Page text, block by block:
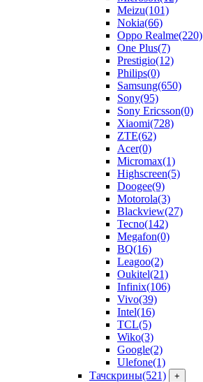
Meizu(101)
Nokia(66)
Oppo Realme(220)
One Plus(7)
Prestigio(12)
Philips(0)
Samsung(650)
Sony(95)
Sony Ericsson(0)
Xiaomi(728)
ZTE(62)
Acer(0)
Micromax(1)
Highscreen(5)
Doogee(9)
Motorola(3)
Blackview(27)
Tecno(142)
Megafon(0)
BQ(16)
Leagoo(2)
Oukitel(21)
Infinix(106)
Vivo(39)
Intel(16)
TCL(5)
Wiko(3)
Google(2)
Ulefone(1)
Тачскрины(521) +